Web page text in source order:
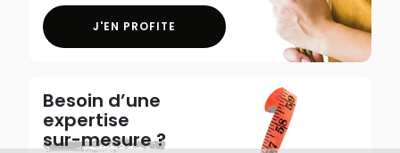
J'EN PROFITE
Besoin d’une
expertise
sur-mesure ?